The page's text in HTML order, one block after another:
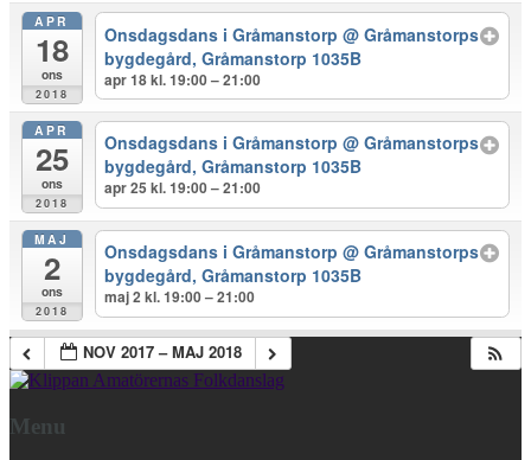
APR
18
ons
2018
Onsdagsdans i Gråmanstorp@ Gråmanstorps
bygdegård, Gråmanstorp 1035B
apr 18 kl. 19:00 – 21:00
APR
25
ons
2018
Onsdagsdans i Gråmanstorp@ Gråmanstorps
bygdegård, Gråmanstorp 1035B
apr 25 kl. 19:00 – 21:00
MAJ
2
ons
2018
Onsdagsdans i Gråmanstorp@ Gråmanstorps
bygdegård, Gråmanstorp 1035B
maj 2 kl. 19:00 – 21:00
NOV 2017 – MAJ 2018
Menu